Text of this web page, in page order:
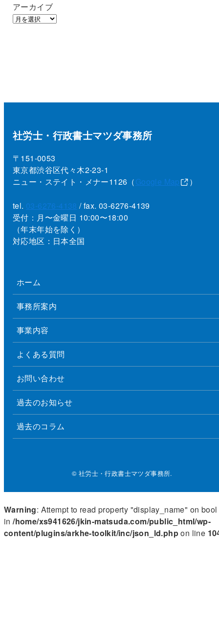
アーカイブ
社労士・行政書士マツダ事務所
〒151-0053
東京都渋谷区代々木2-23-1
ニュー・ステイト・メナー1126（Google Map ）
tel. 03-6276-4138 / fax. 03-6276-4139
受付：月〜金曜日 10:00〜18:00
（年末年始を除く）
対応地区：日本全国
ホーム
事務所案内
事業内容
よくある質問
お問い合わせ
過去のお知らせ
過去のコラム
© 社労士・行政書士マツダ事務所.
Warning: Attempt to read property "display_name" on bool
in/home/xs941626/jkin-matsuda.com/public_html/wp-
content/plugins/arkhe-toolkit/inc/json_ld.phpon line